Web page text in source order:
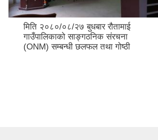
मिति २०८०/०८/२७ बुधबार रौतामाई
गाउँपालिकाको साङ्गठनिक संरचना
(ONM) सम्बन्धी छलफल तथा गोष्ठी